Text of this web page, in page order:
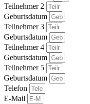
Teilnehmer 2
Geburtsdatum
Teilnehmer 3
Geburtsdatum
Teilnehmer 4
Geburtsdatum
Teilnehmer 5
Geburtsdatum
Telefon
E-Mail